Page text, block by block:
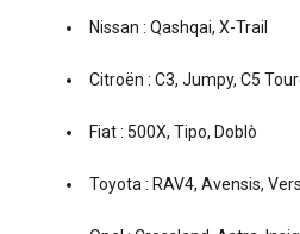
Nissan : Qashqai, X-Trail
Citroën : C3, Jumpy, C5
Fiat : 500X, Tipo, Doblò
Toyota : RAV4, Avensis,